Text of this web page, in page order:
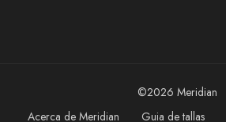
©2026 Meridian
Acerca de Meridian
Guia de tallas